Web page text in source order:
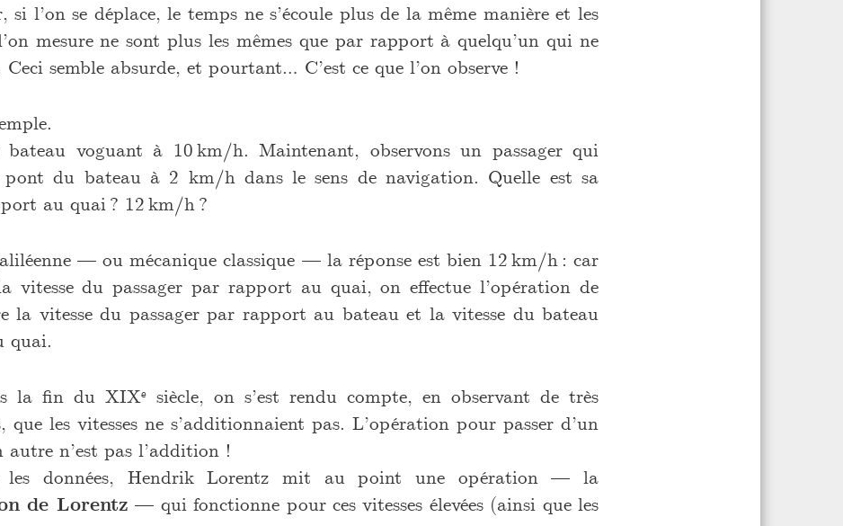
l’on se déplace, le temps ne s’écoule plus de la même manière et les
mesure ne sont plus les mêmes que par rapport à quelqu’un qui ne
Ceci semble absurde, et pourtant… C’est ce que l’on observe !
voguant à 10 km/h. Maintenant, observons un passager qui
pont du bateau à 2 km/h dans le sens de navigation. Quelle est sa
au quai ? 12 km/h ?
— ou mécanique classique — la réponse est bien 12 km/h : car
vitesse du passager par rapport au quai, on effectue l’opération de
la vitesse du passager par rapport au bateau et la vitesse du bateau
quai.
la fin du XIXᵉ siècle, on s’est rendu compte, en observant de très
que les vitesses ne s’additionnaient pas. L’opération pour passer d’un
autre n’est pas l’addition !
les données, Hendrik Lorentz mit au point une opération — la
de Lorentz — qui fonctionne pour ces vitesses élevées (ainsi que les